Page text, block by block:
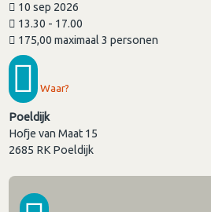
10 sep 2026
13.30 - 17.00
175,00 maximaal 3 personen
Waar?
Poeldijk
Hofje van Maat 15
2685 RK Poeldijk